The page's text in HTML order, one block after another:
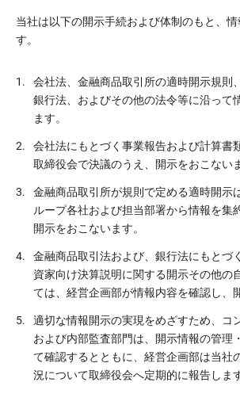
当社は以下の開示手続および体制のもと、
す。
1.
会社法、金融商品取引所の適時開示規則
銀行法、およびその他の法令等に沿って
ます。
2.
会社法にもとづく事業報告および計算書
取締役会で決議のうえ、開示をおこない
3.
金融商品取引所が規則で定める適時開示
ループ各社および担当部署から情報を集
開示をおこないます。
4.
金融商品取引法および、銀行法にもとづ
資家向け決算説明に関する開示その他の
ては、経営企画部が情報内容を確認し、
5.
適切な情報開示の実現をめざすため、コ
および内部監査部門は、開示情報の管理
て確認するとともに、経営企画部は当社
況について取締役会へ定期的に報告します